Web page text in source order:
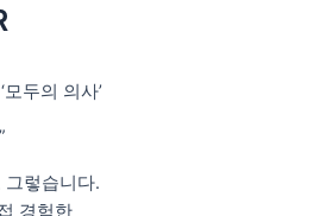
두의 의사’
그렇습니다.
경험한